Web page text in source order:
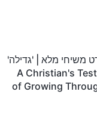
סרט משיחי מלא | 'גדילה'
- A Christian's
of Growing